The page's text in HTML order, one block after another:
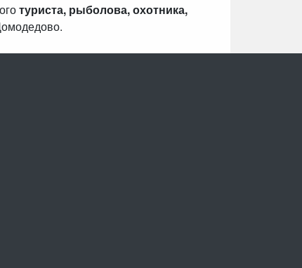
туриста, рыболова, охотника,